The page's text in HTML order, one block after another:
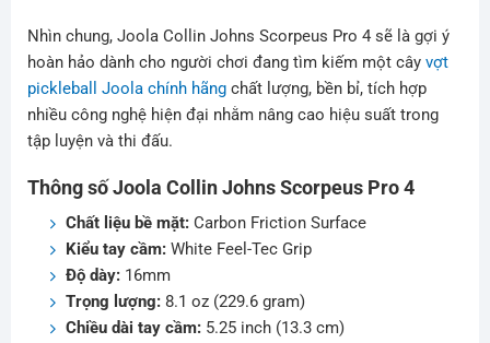
Nhìn chung, Joola Collin Johns Scorpeus Pro 4 sẽ là gợi ý
hoàn hảo dành cho người chơi đang tìm kiếm một cây vợt
pickleball Joola chính hãngchất lượng, bền bỉ, tích hợp
nhiều công nghệ hiện đại nhằm nâng cao hiệu suất trong
tập luyện và thi đấu.
Thông số Joola Collin Johns Scorpeus Pro 4
Chất liệu bề mặt:Carbon Friction Surface
Kiểu tay cầm:White Feel-Tec Grip
Độ dày:16mm
Trọng lượng:8.1 oz (229.6 gram)
Chiều dài tay cầm:5.25 inch (13.3 cm)